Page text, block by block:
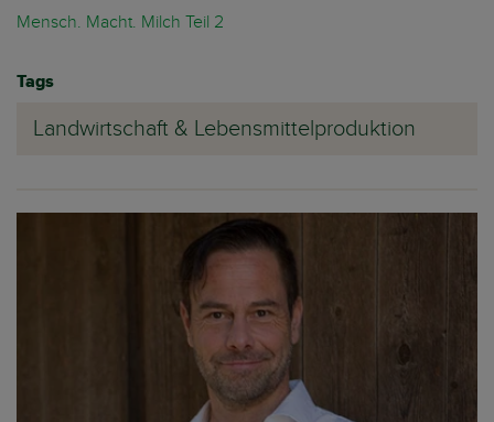
Mensch. Macht. Milch Teil 2
Tags
Landwirtschaft & Lebensmittelproduktion